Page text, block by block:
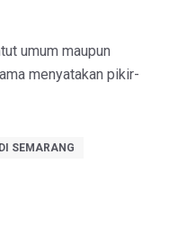
umum maupun
menyatakan pikir-
SEMARANG